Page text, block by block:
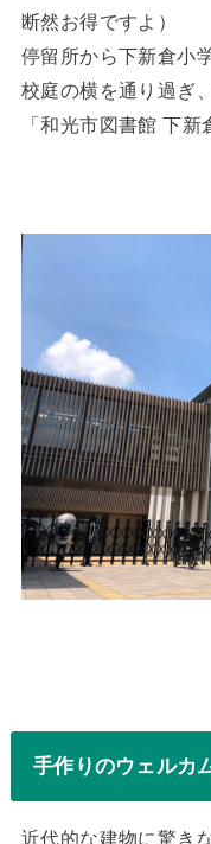
断然お得ですよ）
停留所から下新倉小
校庭の横を通り過ぎ
「和光市図書館 下新
手作りのウェルカ
近代的な建物に驚き